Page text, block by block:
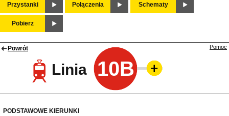
Przystanki Połączenia Schematy
Pobierz
Powrót
Linia 10B
Pomoc
PODSTAWOWE KIERUNKI